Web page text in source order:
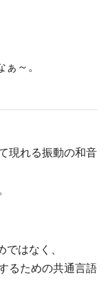
～。
現れる振動の和音
はなく、
るための共通言語